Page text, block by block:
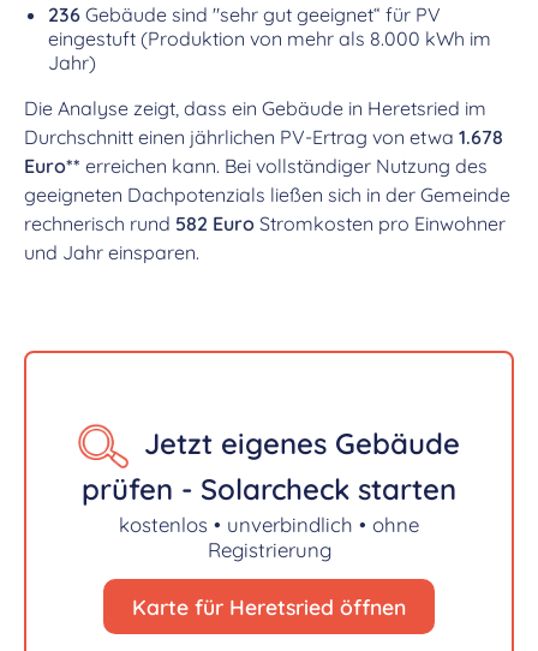
236 Gebäude sind "sehr gut geeignet“ für PV
eingestuft (Produktion von mehr als 8.000 kWh im
Jahr)
Die Analyse zeigt, dass ein Gebäude in Heretsried im
Durchschnitt einen jährlichen PV-Ertrag von etwa 1.678
Euro** erreichen kann. Bei vollständiger Nutzung des
geeigneten Dachpotenzials ließen sich in der Gemeinde
rechnerisch rund 582 Euro Stromkosten pro Einwohner
und Jahr einsparen.
Jetzt eigenes Gebäude
prüfen - Solarcheck starten
kostenlos • unverbindlich • ohne
Registrierung
Karte für Heretsried öffnen